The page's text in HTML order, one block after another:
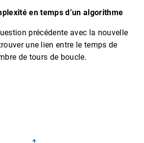
en temps d’un algorithme
précédente avec la nouvelle
une lien entre le temps de
de tours de boucle.